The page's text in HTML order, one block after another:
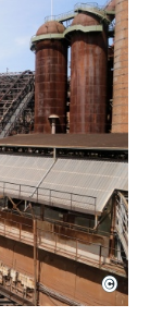
Hütte mit
Hütte | Karl
©